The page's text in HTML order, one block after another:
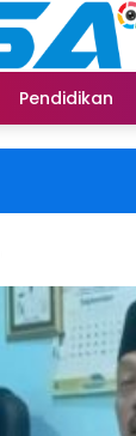
Pendidikan